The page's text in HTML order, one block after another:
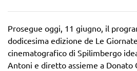
Prosegue oggi, 11 giugno, il
dodicesima edizione de Le
cinematografico di Spilimbergo
Antoni e diretto assieme a Donato